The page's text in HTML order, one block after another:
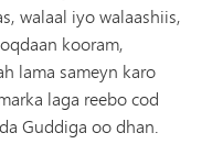
walaal iyo walaashiis,
kooram,
lama sameyn karo
laga reebo cod
Guddiga oo dhan.